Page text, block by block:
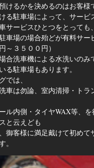
けるかを決めるのはお客様
る駐車場によって、サービ
サービスひとつをとっても、
車場の場合殆どが有料サー
～３５００円）
合洗車機による水洗いのみ
る駐車場もあります。
では、
車は勿論、室内清掃・トラ
ル内側・タイヤWAX等、を
と云えども
御客様に満足戴けて初めて
。